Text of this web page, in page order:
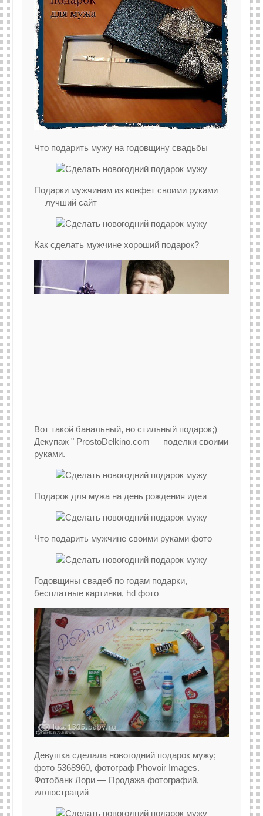
Что подарить мужу на годовщину свадьбы
Подарки мужчинам из конфет своими руками
— лучший сайт
Как сделать мужчине хороший подарок?
Вот такой банальный, но стильный подарок;)
Декупаж " ProstoDelkino.com — поделки своими
руками.
Подарок для мужа на день рождения идеи
Что подарить мужчине своими руками фото
Годовщины свадеб по годам подарки,
бесплатные картинки, hd фото
Девушка сделала новогодний подарок мужу;
фото 5368960, фотограф Phovoir Images.
Фотобанк Лори — Продажа фотографий,
иллюстраций